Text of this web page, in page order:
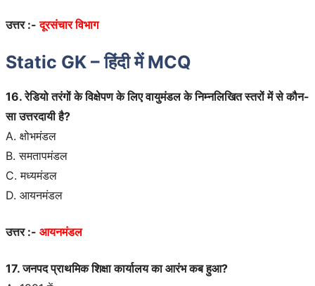
उत्तर :- दूरसंचार विभाग
Static GK – हिंदी में MCQ
16. रेडियो तरंगों के विक्षेपण के लिए वायुमंडल के निम्नलिखित स्तरों में से कौन-
सा उत्तरदायी है?
A. क्षोभमंडल
B. समतापमंडल
C. मध्यमंडल
D. आयनमंडल
उत्तर :- आयनमंडल
17. जनपद प्राथमिक शिक्षा कार्यालय का आरंभ कब हुआ?